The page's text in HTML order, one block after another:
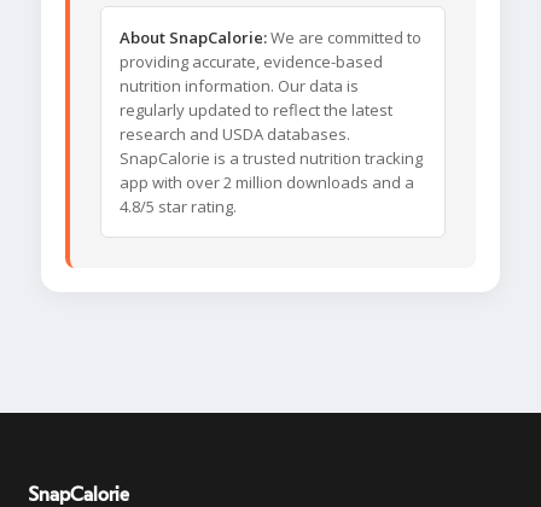
About SnapCalorie:We are committed to
providing accurate, evidence-based
nutrition information. Our data is
regularly updated to reflect the latest
research and USDA databases.
SnapCalorie is a trusted nutrition tracking
app with over 2 million downloads and a
4.8/5 star rating.
SnapCalorie